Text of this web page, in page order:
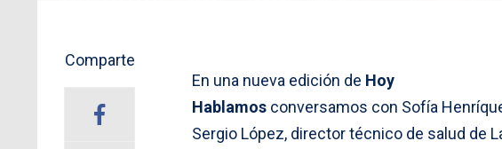
Comparte
En una nueva edición de Hoy
Hablamos conversamos con Sofía
Sergio López, director técnico de salud de